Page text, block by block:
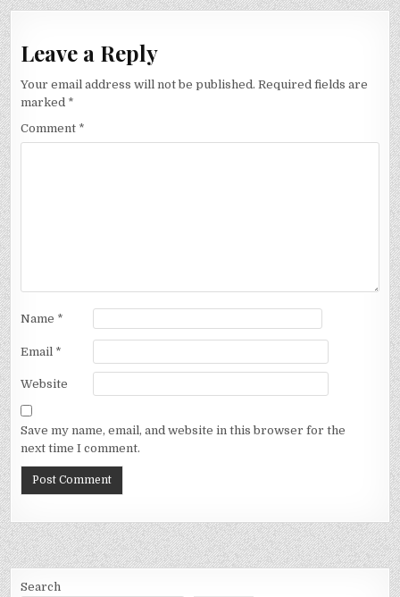
Leave a Reply
Your email address will not be published. Required fields are
marked *
Comment *
Name *
Email *
Website
Save my name, email, and website in this browser for the
next time I comment.
Search